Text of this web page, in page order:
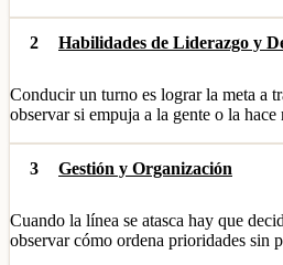
2 Habilidades de Liderazgo y
Conducir un turno es lograr la meta a
observar si empuja a la gente o la hace
3 Gestión y Organización
Cuando la línea se atasca hay que
observar cómo ordena prioridades sin